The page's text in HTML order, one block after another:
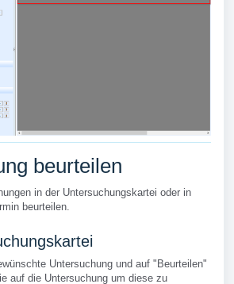
beurteilen
in der Untersuchungskartei oder in
beurteilen.
Untersuchung und auf "Beurteilen"
auf die Untersuchung um diese zu